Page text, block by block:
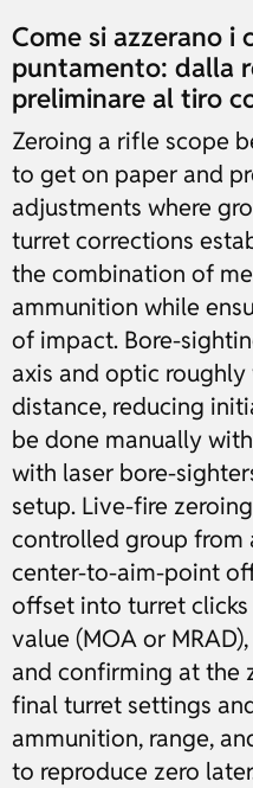
Come si azzerano i
puntamento: dalla
preliminare al tiro
Zeroing a rifle scope
to get on paper and
adjustments where
turret corrections
the combination of
ammunition while
of impact. Bore-
axis and optic
distance, reducing
be done manually
with laser bore-
setup. Live-fire
controlled group from
center-to-aim-point
offset into turret clicks
value (MOA or
and confirming at the
final turret settings
ammunition, range,
to reproduce zero